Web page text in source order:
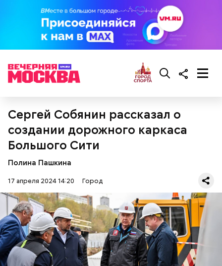
Сергей Собянин рассказал о
создании дорожного каркаса
Большого Сити
Полина Пашкина
17 апреля 2024 14:20 Город